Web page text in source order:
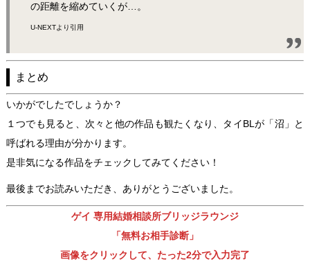
の距離を縮めていくが…。
U-NEXTより引用
まとめ
いかがでしたでしょうか？
１つでも見ると、次々と他の作品も観たくなり、タイBLが「沼」と
呼ばれる理由が分かります。
是非気になる作品をチェックしてみてください！
最後までお読みいただき、ありがとうございました。
ゲイ 専用結婚相談所ブリッジラウンジ
「無料お相手診断」
画像をクリックして、たった2分で入力完了